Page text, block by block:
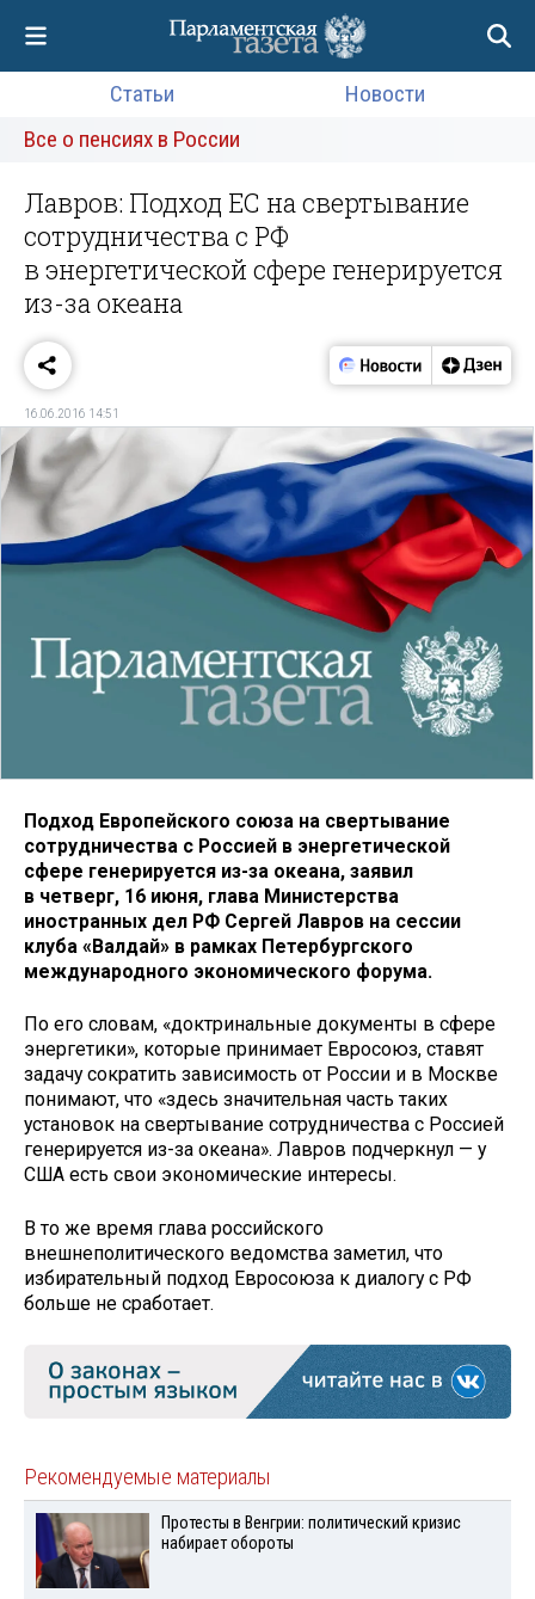
Статьи
Новости
Все о пенсиях в России
Лавров: Подход ЕС на свертывание
сотрудничества с РФ
в энергетической сфере генерируется
из-за океана
16.06.2016 14:51
Подход Европейского союза на свертывание
сотрудничества с Россией в энергетической
сфере генерируется из-за океана, заявил
в четверг, 16 июня, глава Министерства
иностранных дел РФ Сергей Лавров на сессии
клуба «Валдай» в рамках Петербургского
международного экономического форума.
По его словам, «доктринальные документы в сфере
энергетики», которые принимает Евросоюз, ставят
задачу сократить зависимость от России и в Москве
понимают, что «здесь значительная часть таких
установок на свертывание сотрудничества с Россией
генерируется из-за океана». Лавров подчеркнул — у
США есть свои экономические интересы.
В то же время глава российского
внешнеполитического ведомства заметил, что
избирательный подход Евросоюза к диалогу с РФ
больше не сработает.
Рекомендуемые материалы
Протесты в Венгрии: политический кризис
набирает обороты